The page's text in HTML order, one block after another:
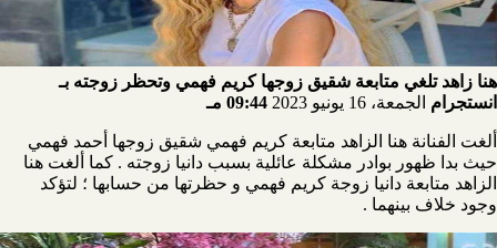
هنا زاهد تلغي متابعة شقيق زوجها كريم فهمي وتحظر زوجته بـ
انستجرام الجمعة، 16 يونيو 2023 09:44 مـ
ألغت الفنانة هنا الزاهد متابعة كريم فهمي شقيق زوجها أحمد فهمي
حيث بدا ظهور بوادر مشكلة عائلية بسبب دانيا زوجته . كما ألغت هنا
الزاهد متابعة دانيا زوجة كريم فهمي و حظرتها من حسابها ؛ لتؤكد
وجود خلاف بينهما .